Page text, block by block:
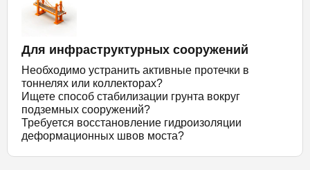
Для инфраструктурных сооружений
Необходимо устранить активные протечки в
тоннелях или коллекторах?
Ищете способ стабилизации грунта вокруг
подземных сооружений?
Требуется восстановление гидроизоляции
деформационных швов моста?